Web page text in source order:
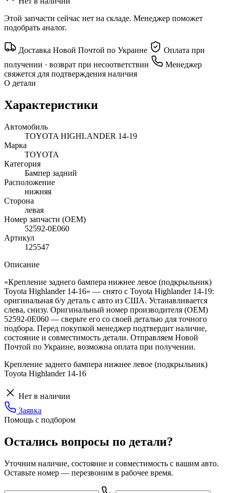
Этой запчасти сейчас нет на складе. Менеджер поможет
подобрать аналог.
Доставка Новой Почтой по Украине
Оплата при
получении · возврат при несоответствии
Менеджер
свяжется для подтверждения наличия
О детали
Характеристики
Автомобиль
TOYOTA HIGHLANDER 14-19
Марка
TOYOTA
Категория
Бампер задний
Расположение
нижняя
Сторона
левая
Номер запчасти (OEM)
52592-0E060
Артикул
125547
Описание
«Крепление заднего бампера нижнее левое (подкрыльник)
Toyota Highlander 14-16» — снято с Toyota Highlander 14-19:
оригинальная б/у деталь с авто из США. Устанавливается
слева, снизу. Оригинальный номер производителя (OEM)
52592-0E060 — сверьте его со своей деталью для точного
подбора. Перед покупкой менеджер подтвердит наличие,
состояние и совместимость детали. Отправляем Новой
Почтой по Украине, возможна оплата при получении.
Крепление заднего бампера нижнее левое (подкрыльник)
Toyota Highlander 14-16
Нет в наличии
Заявка
Помощь с подбором
Остались вопросы по детали?
Уточним наличие, состояние и совместимость с вашим авто.
Оставьте номер — перезвоним в рабочее время.